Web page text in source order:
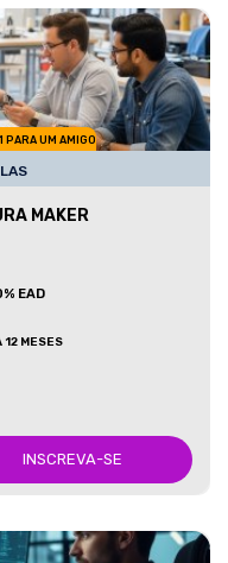
PARA UM AMIGO
MAKER
EAD
12 MESES
INSCREVA-SE